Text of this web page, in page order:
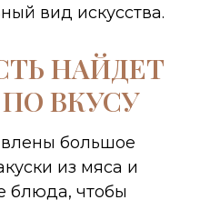
вид искусства.
НАЙДЕТ
ВКУСУ
большое
из мяса и
блюда, чтобы